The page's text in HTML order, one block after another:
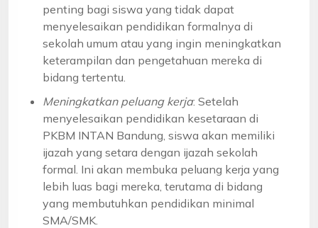
penting bagi siswa yang tidak dapat
menyelesaikan pendidikan formalnya di
sekolah umum atau yang ingin meningkatkan
keterampilan dan pengetahuan mereka di
bidang tertentu.
Meningkatkan peluang kerja: Setelah
menyelesaikan pendidikan kesetaraan di
PKBM INTAN Bandung, siswa akan memiliki
ijazah yang setara dengan ijazah sekolah
formal. Ini akan membuka peluang kerja yang
lebih luas bagi mereka, terutama di bidang
yang membutuhkan pendidikan minimal
SMA/SMK.